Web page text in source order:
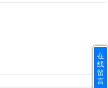
在
线
留
言